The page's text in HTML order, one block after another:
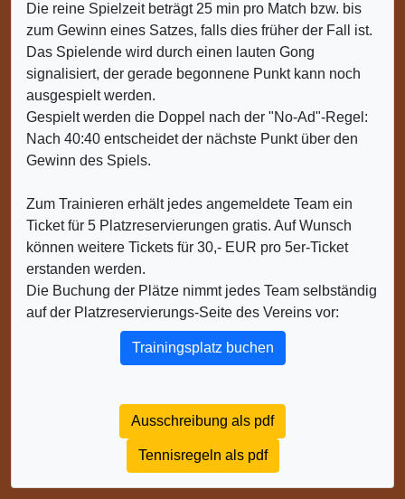
Die reine Spielzeit beträgt 25 min pro Match bzw. bis
zum Gewinn eines Satzes, falls dies früher der Fall ist.
Das Spielende wird durch einen lauten Gong
signalisiert, der gerade begonnene Punkt kann noch
ausgespielt werden.
Gespielt werden die Doppel nach der "No-Ad"-Regel:
Nach 40:40 entscheidet der nächste Punkt über den
Gewinn des Spiels.
Zum Trainieren erhält jedes angemeldete Team ein
Ticket für 5 Platzreservierungen gratis. Auf Wunsch
können weitere Tickets für 30,- EUR pro 5er-Ticket
erstanden werden.
Die Buchung der Plätze nimmt jedes Team selbständig
auf der Platzreservierungs-Seite des Vereins vor:
Trainingsplatz buchen
Ausschreibung als pdf
Tennisregeln als pdf